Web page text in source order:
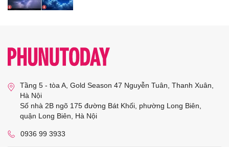
Tầng 5 - tòa A, Gold Season 47 Nguyễn Tuân, Thanh Xuân,
Hà Nội
Số nhà 2B ngõ 175 đường Bát Khối, phường Long Biên,
quận Long Biên, Hà Nội
0936 99 3933